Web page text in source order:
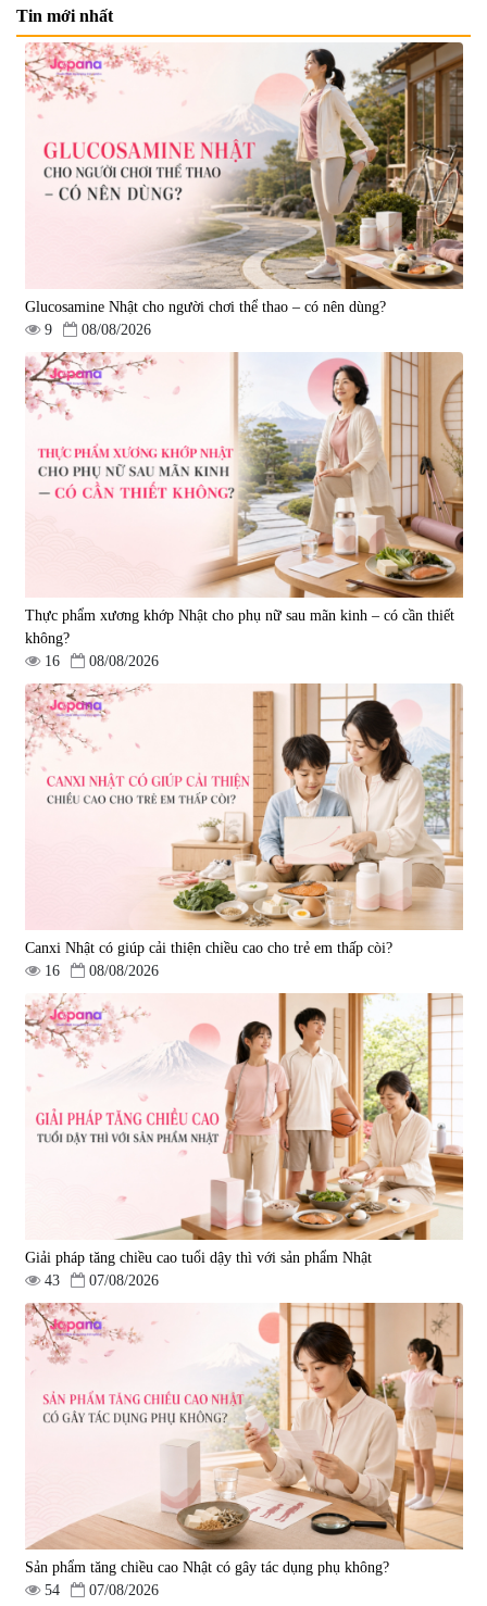
Viên uống bổ não Ribeto Shoji
|57.920
1.450.000 đ
Viên nang uống cải thiện thị lực,
trí nhớ DHA + EPA + Flaxseed
Oil 30 viên/gói - Date 02/2027
|52.346
225.000 đ
Tẩy tế bào chết Nichiei Bussan
Nano NMN+ Peeling Gel
|0
1.490.000 đ
Viên uống hỗ trợ bền thành
mạch, ngừa tai biến Elastin Plus
& Nattokinase Hokoen 80 viên
0
980.000 đ
Viên uống bổ gan Ribeto Shoji
Hepaclean 60 viên
690.000 đ
Viên uống hỗ trợ cải thiện thoát
vị đĩa đệm Kyoto Has 30 viên
|14.560
1.600.000 đ
Viên uống hỗ trợ giấc ngủ Fujina
Sleepy Nhật Bản 80 viên
580.000 đ
điều trị đột quỵ Biken Kinase
Gold 60 viên
0
1.570.000 đ
Tin mới nhất
Glucosamine Nhật cho người chơi thể thao – có nên dùng?
9
08/08/2026
Thực phẩm xương khớp Nhật cho phụ nữ sau mãn kinh – có cần thiết
không?
16
08/08/2026
Canxi Nhật có giúp cải thiện chiều cao cho trẻ em thấp còi?
16
08/08/2026
Giải pháp tăng chiều cao tuổi dậy thì với sản phẩm Nhật
43
07/08/2026
Sản phẩm tăng chiều cao Nhật có gây tác dụng phụ không?
54
07/08/2026